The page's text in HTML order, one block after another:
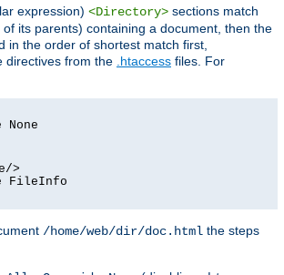
expression) <Directory> sections match
its parents) containing a document, then the
in the order of shortest match first,
directives from the .htaccess files. For
>
FileInfo
/home/web/dir/doc.html the steps